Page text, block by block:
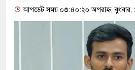
আপডেট সময় ০৩:৪০:২০ অপরাহ্ন, বুধবার,